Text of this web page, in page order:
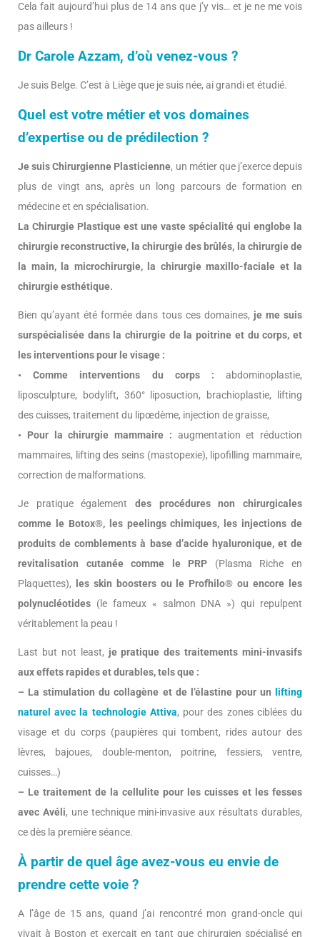
Cela fait aujourd’hui plus de 14 ans que j’y vis… et je ne me vois
pas ailleurs !
Dr Carole Azzam, d’où venez-vous ?
Je suis Belge. C’est à Liège que je suis née, ai grandi et étudié.
Quel est votre métier et vos domaines
d’expertise ou de prédilection ?
Je suis Chirurgienne Plasticienne, un métier que j’exerce depuis
plus de vingt ans, après un long parcours de formation en
médecine et en spécialisation.
La Chirurgie Plastique est une vaste spécialité qui englobe la
chirurgie reconstructive, la chirurgie des brûlés, la chirurgie de
la main, la microchirurgie, la chirurgie maxillo-faciale et la
chirurgie esthétique.
Bien qu’ayant été formée dans tous ces domaines, je me suis
surspécialisée dans la chirurgie de la poitrine et du corps, et
les interventions pour le visage :
• Comme interventions du corps : abdominoplastie,
liposculpture, bodylift, 360° liposuction, brachioplastie, lifting
des cuisses, traitement du lipœdème, injection de graisse,
• Pour la chirurgie mammaire : augmentation et réduction
mammaires, lifting des seins (mastopexie), lipofilling mammaire,
correction de malformations.
Je pratique également des procédures non chirurgicales
comme le Botox®, les peelings chimiques, les injections de
produits de comblements à base d’acide hyaluronique, et de
revitalisation cutanée comme le PRP (Plasma Riche en
Plaquettes),
les skin boosters ou le Profhilo® ou encore les
polynucléotides (le fameux « salmon DNA ») qui repulpent
véritablement la peau !
Last but not least, je pratique des traitements mini-invasifs
aux effets rapides et durables, tels que :
– La stimulation du collagène et de l’élastine pour un
lifting
naturel avec la technologie Attiva, pour des zones ciblées du
visage et du corps (paupières qui tombent, rides autour des
lèvres, bajoues, double-menton, poitrine, fessiers, ventre,
cuisses…)
– Le traitement de la cellulite pour les cuisses et les fesses
avec Avéli, une technique mini-invasive aux résultats durables,
ce dès la première séance.
À partir de quel âge avez-vous eu envie de
prendre cette voie ?
A l’âge de 15 ans, quand j’ai rencontré mon grand-oncle qui
vivait à Boston et exerçait en tant que chirurgien spécialisé en